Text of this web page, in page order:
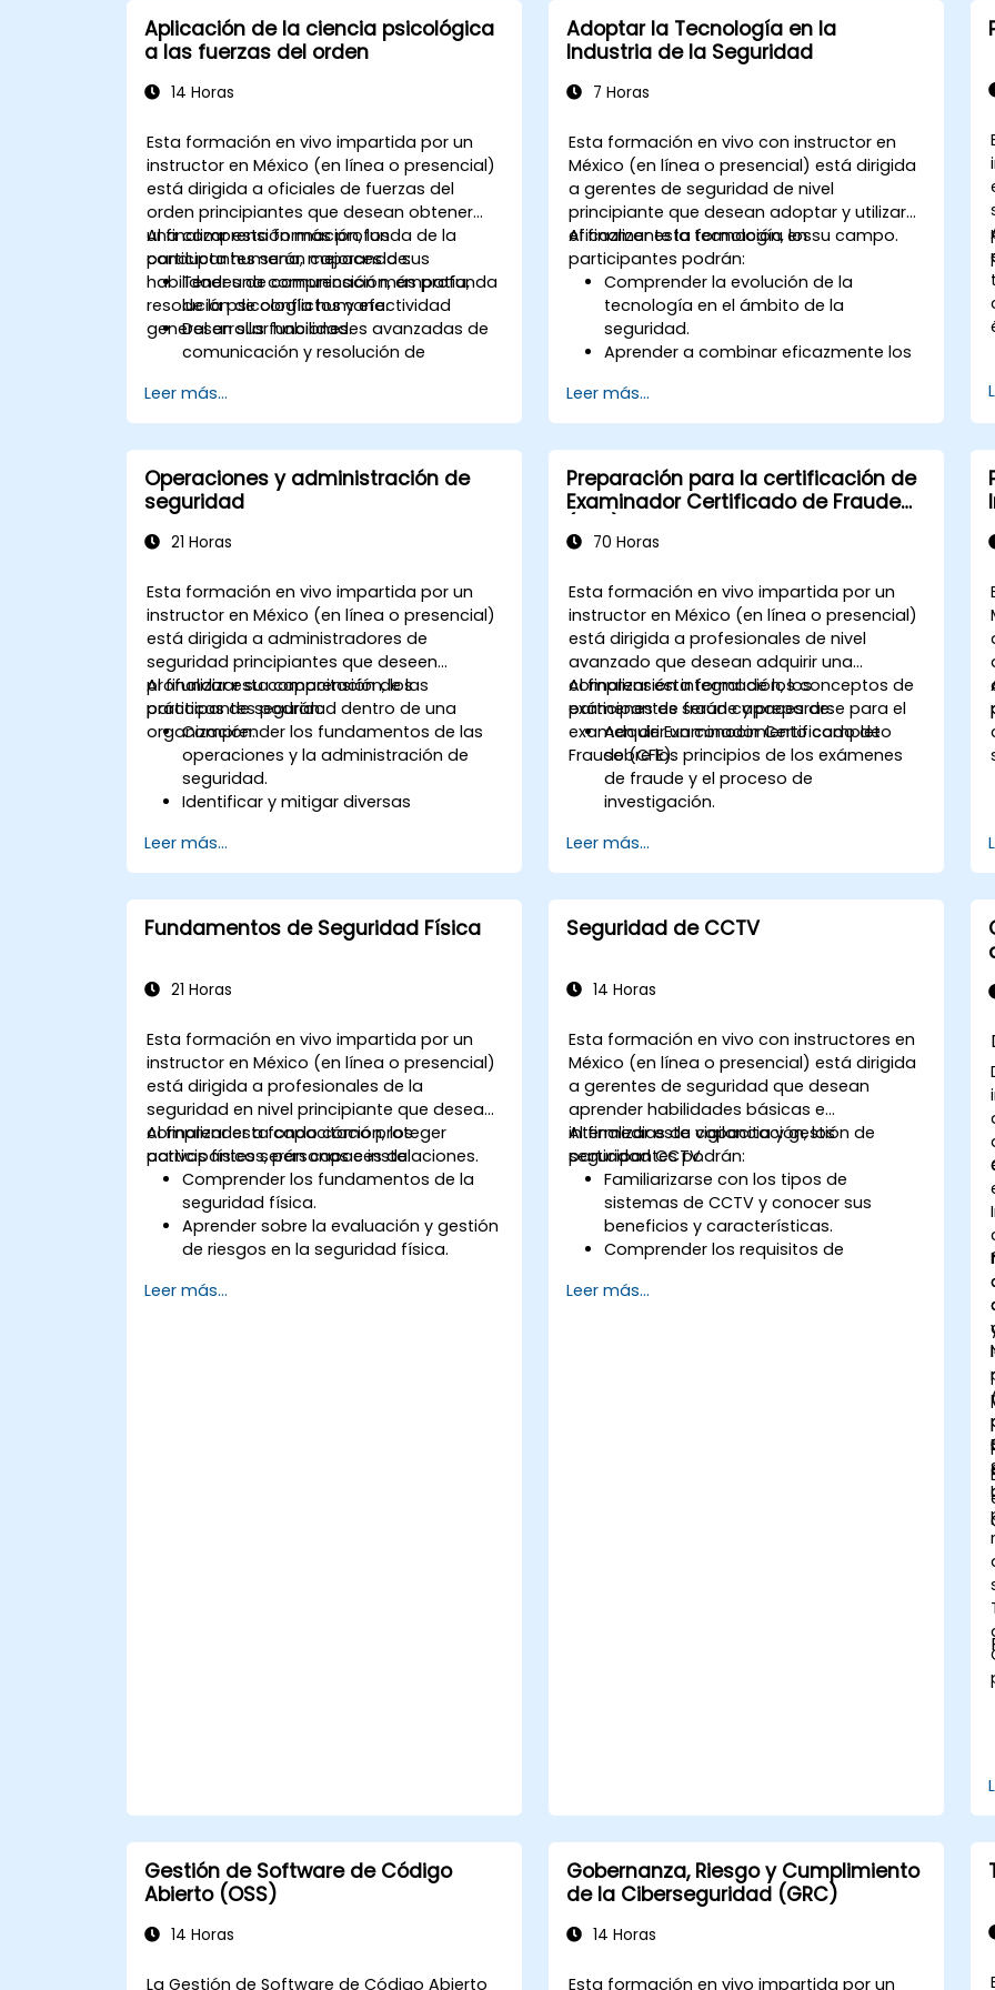
Aplicación de la ciencia psicológica
a las fuerzas del orden
14 Horas
Esta formación en vivo impartida por un
instructor en México (en línea o presencial)
está dirigida a oficiales de fuerzas del
orden principiantes que desean obtener
una comprensión más profunda de la
conducta humana, mejorando sus
habilidades de comunicación, empatía,
resolución de conflictos y efectividad
general en sus funciones.
Al finalizar esta formación, los
participantes serán capaces de:
Tener una comprensión más profunda
de la psicología humana.
Desarrollar habilidades avanzadas de
comunicación y resolución de
eficacia con el público, colegas y en
escenarios de negociación.
Promover la conciencia y comprensión
de diversos antecedentes culturales,
mejorando la policía comunitaria y las
relaciones con diferentes grupos
demográficos.
Leer más...
Adoptar la Tecnología en la
Industria de la Seguridad
7 Horas
Esta formación en vivo con instructor en
México (en línea o presencial) está dirigida
a gerentes de seguridad de nivel
principiante que desean adoptar y utilizar
eficazmente la tecnología en su campo.
Al finalizar esta formación, los
participantes podrán:
Comprender la evolución de la
tecnología en el ámbito de la
seguridad.
Aprender a combinar eficazmente los
con soluciones tecnológicas
modernas.
Conocer los fundamentos de la
ciberseguridad, los riesgos asociados
a los sistemas digitales y cómo
protegerse contra amenazas
cibernéticas en la industria de la
Leer más...
Operaciones y administración de
seguridad
21 Horas
Esta formación en vivo impartida por un
instructor en México (en línea o presencial)
está dirigida a administradores de
seguridad principiantes que deseen
profundizar su comprensión de las
prácticas de seguridad dentro de una
organización.
Al finalizar esta capacitación, los
participantes podrán:
Comprender los fundamentos de las
operaciones y la administración de
seguridad.
Identificar y mitigar diversas
seguridad.
Implementar y gestionar soluciones de
seguridad.
Entender las consideraciones legales y
éticas en las operaciones de
Prepararse para la respuesta a
desastres.
Leer más...
Preparación para la certificación de
Examinador Certificado de Fraude
70 Horas
Esta formación en vivo impartida por un
instructor en México (en línea o presencial)
está dirigida a profesionales de nivel
avanzado que desean adquirir una
comprensión integral de los conceptos de
exámenes de fraude y prepararse para el
examen de Examinador Certificado de
Fraude (CFE).
Al finalizar esta formación, los
participantes serán capaces de:
Adquirir un conocimiento completo
sobre los principios de los exámenes
de fraude y el proceso de
investigación.
prevenir diversos tipos de esquemas
de fraude financiero.
Comprender el entorno legal
relacionado con el fraude, incluidos los
elementos legales del fraude, las leyes
Adquirir habilidades prácticas para
incluyendo la recolección de pruebas,
técnicas de entrevista y análisis de
datos.
Aprender a diseñar e implementar
programas efectivos de prevención y
disuasión del fraude dentro de las
organizaciones.
Ganar confianza y los conocimientos
necesarios para aprobar con éxito el
examen de Examinador Certificado de
Leer más...
Fundamentos de Seguridad Física
21 Horas
Esta formación en vivo impartida por un
instructor en México (en línea o presencial)
está dirigida a profesionales de la
seguridad en nivel principiante que desean
comprender a fondo cómo proteger
activos físicos, personas e instalaciones.
Al finalizar esta capacitación, los
participantes serán capaces de:
Comprender los fundamentos de la
seguridad física.
Aprender sobre la evaluación y gestión
de riesgos en la seguridad física.
tecnologías de seguridad física.
Leer más...
Seguridad de CCTV
14 Horas
Esta formación en vivo con instructores en
México (en línea o presencial) está dirigida
a gerentes de seguridad que desean
aprender habilidades básicas e
intermedias de vigilancia y gestión de
seguridad CCTV.
Al finalizar esta capacitación, los
participantes podrán:
Familiarizarse con los tipos de
sistemas de CCTV y conocer sus
beneficios y características.
Comprender los requisitos de
sistemas de CCTV.
Leer más...
Gestión de Software de Código
Abierto (OSS)
14 Horas
La Gestión de Software de Código Abierto
Gobernanza, Riesgo y Cumplimiento
de la Ciberseguridad (GRC)
14 Horas
Esta formación en vivo impartida por un